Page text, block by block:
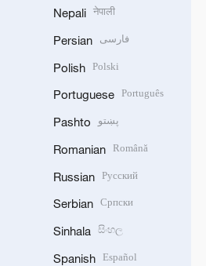
Nepali नेपाली
Persian فارسی
Polish Polski
Portuguese Português
Pashto پښتو
Romanian Română
Russian Русский
Serbian Српски
Sinhala සිංහල
Spanish Español